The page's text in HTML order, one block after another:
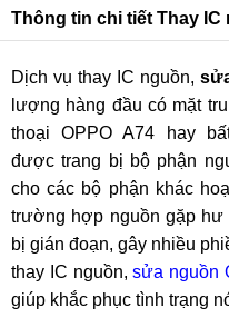
Thông tin chi tiết Thay IC
Dịch vụ thay IC nguồn,
lượng hàng đầu có mặt
thoại OPPO A74 hay
được trang bị bộ phận
cho các bộ phận khác
trường hợp nguồn gặp hư
bị gián đoạn, gây nhiều
thay IC nguồn,sửa nguồn
giúp khắc phục tình trạng